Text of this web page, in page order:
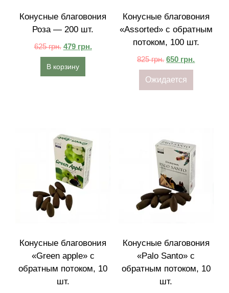
Конусные благовония
Роза — 200 шт.
625грн. 479 грн.
В корзину
Конусные благовония
«Assorted» с обратным
потоком, 100 шт.
825грн. 650 грн.
Ожидается
Конусные благовония
«Green apple» с
обратным потоком, 10
шт.
Конусные благовония
«Palo Santo» с
обратным потоком, 10
шт.